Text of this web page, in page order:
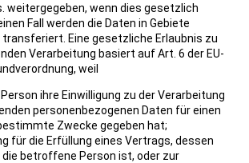
weitergegeben, wenn dies gesetzlich
Fall werden die Daten in Gebiete
transferiert. Eine gesetzliche Erlaubnis zu
Verarbeitung basiert auf Art. 6 der EU-
weil
ihre Einwilligung zu der Verarbeitung
personenbezogenen Daten für einen
Zwecke gegeben hat;
für die Erfüllung eines Vertrags, dessen
betroffene Person ist, oder zur